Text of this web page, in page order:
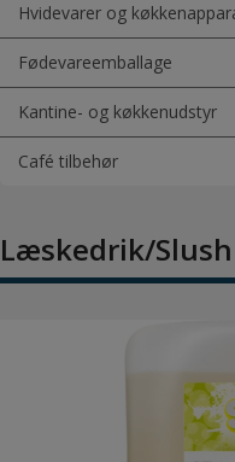
Hvidevarer og
Fødevareemballage
Kantine- og køkkenudstyr
Café tilbehør
Læskedrik/Slush